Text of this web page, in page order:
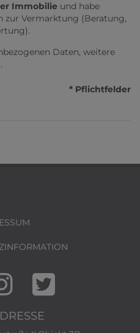
Immobilie und habe
zur Vermarktung (Beratung,
Daten, weitere
.
* Pflichtfelder